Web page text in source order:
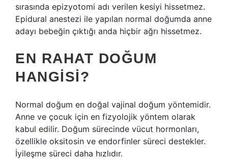
sırasında epizyotomi adı verilen kesiyi hissetmez.
Epidural anestezi ile yapılan normal doğumda anne
adayı bebeğin çıktığı anda hiçbir ağrı hissetmez.
EN RAHAT DOĞUM
HANGISI?
Normal doğum en doğal vajinal doğum yöntemidir.
Anne ve çocuk için en fizyolojik yöntem olarak
kabul edilir. Doğum sürecinde vücut hormonları,
özellikle oksitosin ve endorfinler süreci destekler.
İyileşme süreci daha hızlıdır.